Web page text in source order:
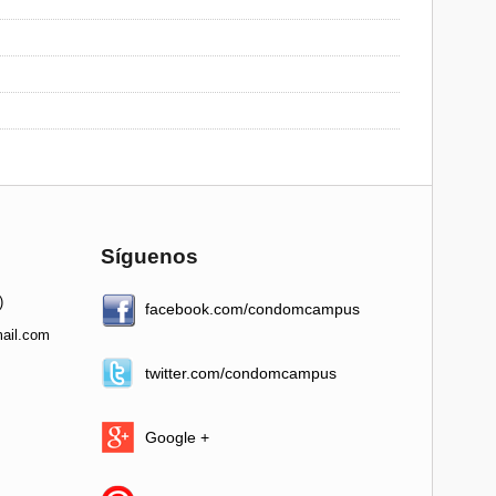
Síguenos
facebook.com/condomcampus
twitter.com/condomcampus
Google +